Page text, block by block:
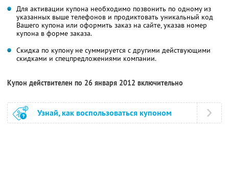
Для активации купона необходимо позвонить по одному из
указанных выше телефонов и продиктовать уникальный код
Вашего купона или оформить заказ на сайте, указав номер
купона в форме заказа.
Скидка по купону не суммируется с другими действующими
скидками и спецпредложениями компании.
Купон действителен по 26 января 2012 включительно
Узнай, как воспользоваться купоном